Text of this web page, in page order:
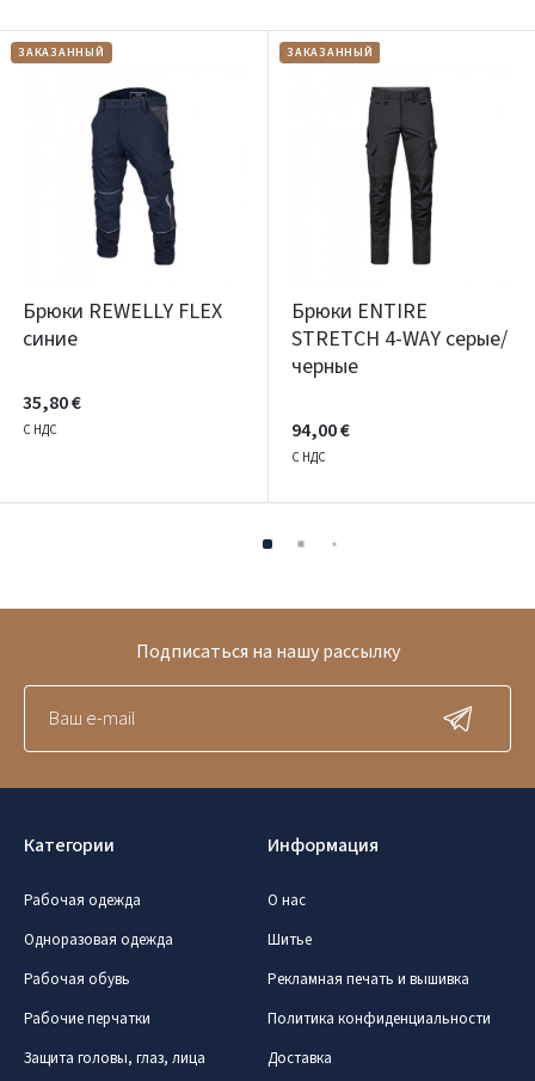
ЗАКАЗАННЫЙ
Брюки REWELLY FLEX
синие
35,80 €
С НДС
ЗАКАЗАННЫЙ
Брюки ENTIRE
STRETCH 4-WAY серые/
черные
94,00 €
С НДС
Категории
Рабочая одежда
Одноразовая одежда
Рабочая обувь
Рабочие перчатки
Защита головы, глаз, лица
Информация
О нас
Шитье
Рекламная печать и вышивка
Политика конфиденциальности
Доставка
Подписаться на нашу рассылку